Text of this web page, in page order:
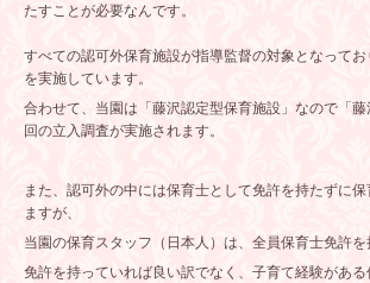
たすことが必要なんです。
すべての認可外保育施設が指導監督の対象となって
を実施しています。
合わせて、当園は「藤沢認定型保育施設」なので「藤
回の立入調査が実施されます。
また、認可外の中には保育士として免許を持たずに
ますが、
当園の保育スタッフ（日本人）は、全員保育士免許を
免許を持っていれば良い訳でなく、子育て経験があ